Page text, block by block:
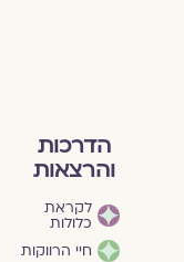
הדרכות
והרצאות
לקראת
כלולות
חיי הרווקות